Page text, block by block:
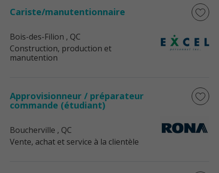
Cariste/manutentionnaire
Bois-des-Filion , QC
Construction, production et
manutention
Approvisionneur / préparateur
commande (étudiant)
Boucherville , QC
Vente, achat et service à la clientèle